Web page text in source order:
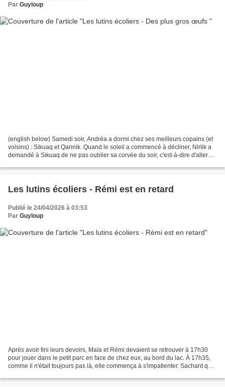
Par Guyloup
(english below) Samedi soir, Andréa a dormi chez ses meilleurs copains (et
voisins) : Sikuaq et Qannik. Quand le soleil a commencé à décliner, Nirlik a
demandé à Sikuaq de ne pas oublier sa corvée du soir, c'est-à-dire d'aller
Les lutins écoliers - Rémi est en retard
Publié le 24/04/2026 à 03:53
Par Guyloup
Après avoir fini leurs devoirs, Maïa et Rémi devaient se retrouver à 17h30
pour jouer dans le petit parc en face de chez eux, au bord du lac. À 17h35,
comme il n'était toujours pas là, elle commença à s'impatienter. Sachant qu'il